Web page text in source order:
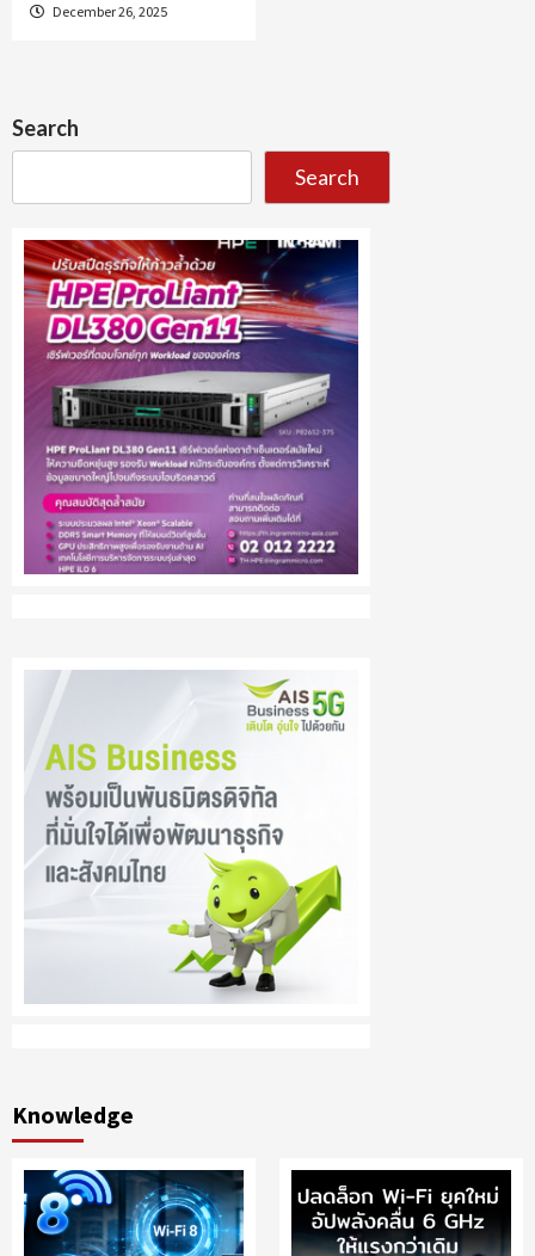
December 26, 2025
Search
Search
Knowledge